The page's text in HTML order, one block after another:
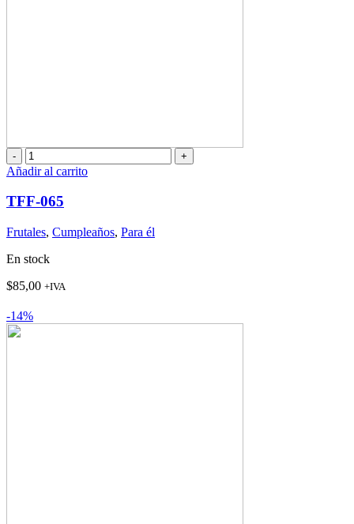
TFF-
065
Añadir al carrito
TFF-065
Frutales, Cumpleaños, Para él
En stock
$85,00 +IVA
-14%